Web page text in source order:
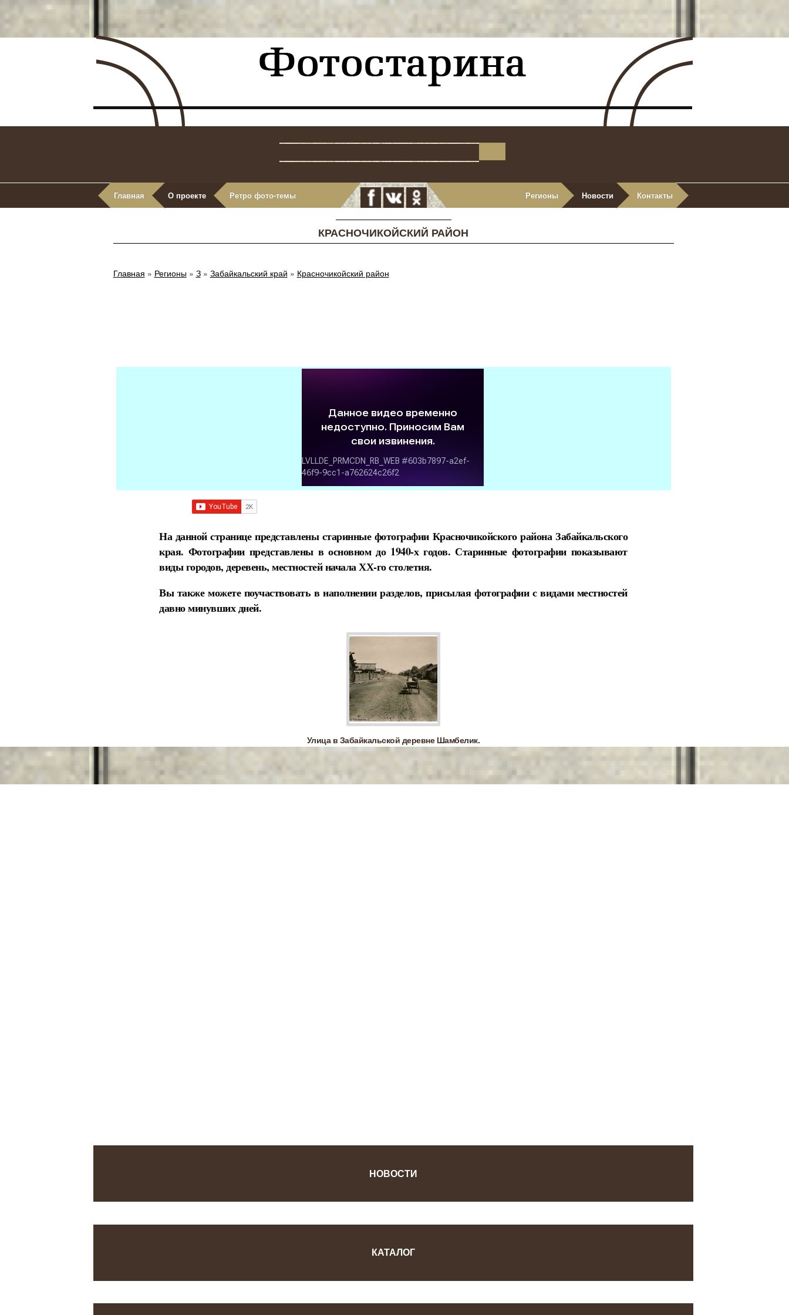
Главная О проекте Ретро фото-темы Регионы Новости Контакты
КРАСНОЧИКОЙСКИЙ РАЙОН
Главная » Регионы» З» Забайкальский край » Красночикойский район
На данной странице представлены старинные фотографии Красночикойского района Забайкальского
края. Фотографии представлены в основном до 1940-х годов. Старинные фотографии показывают
виды городов, деревень, местностей начала ХХ-го столетия.
Вы также можете поучаствовать в наполнении разделов, присылая фотографии с видами местностей
давно минувших дней.
Улица в Забайкальской деревне Шамбелик.
НОВОСТИ
КАТАЛОГ